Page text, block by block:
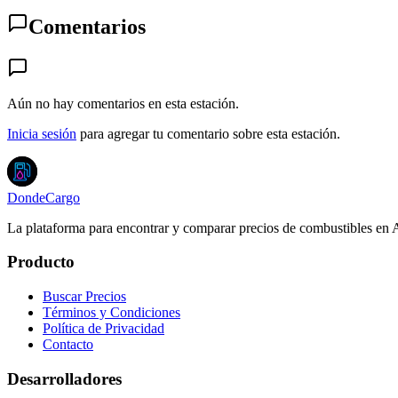
Comentarios
Aún no hay comentarios en esta estación.
Inicia sesión para agregar tu comentario sobre esta estación.
DondeCargo
La plataforma para encontrar y comparar precios de combustibles en
Producto
Buscar Precios
Términos y Condiciones
Política de Privacidad
Contacto
Desarrolladores